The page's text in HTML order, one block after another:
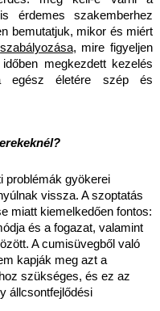
érdemes szakemberhez
bemutatjuk, mikor és miért
, mire figyeljen
megkezdett kezelés
egész életére szép és
problémák gyökerei
vissza. A szoptatás
miatt kiemelkedően fontos:
és a fogazat, valamint
A cumisüvegből való
kapják meg azt a
szükséges, és ez az
állcsontfejlődési